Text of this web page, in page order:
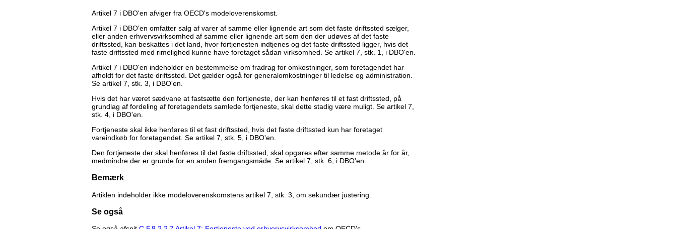
Artikel 7 i DBO'en afviger fra OECD's modeloverenskomst.
Artikel 7 i DBO'en omfatter salg af varer af samme eller lignende art som det faste driftssted sælger,
eller anden erhvervsvirksomhed af samme eller lignende art som den der udøves af det faste
driftssted, kan beskattes i det land, hvor fortjenesten indtjenes og det faste driftssted ligger, hvis det
faste driftssted med rimelighed kunne have foretaget sådan virksomhed. Se artikel 7, stk. 1, i DBO'en.
Artikel 7 i DBO'en indeholder en bestemmelse om fradrag for omkostninger, som foretagendet har
afholdt for det faste driftssted. Det gælder også for generalomkostninger til ledelse og administration.
Se artikel 7, stk. 3, i DBO'en.
Hvis det har været sædvane at fastsætte den fortjeneste, der kan henføres til et fast driftssted, på
grundlag af fordeling af foretagendets samlede fortjeneste, skal dette stadig være muligt. Se artikel 7,
stk. 4, i DBO'en.
Fortjeneste skal ikke henføres til et fast driftssted, hvis det faste driftssted kun har foretaget
vareindkøb for foretagendet. Se artikel 7, stk. 5, i DBO'en.
Den fortjeneste der skal henføres til det faste driftssted, skal opgøres efter samme metode år for år,
medmindre der er grunde for en anden fremgangsmåde. Se artikel 7, stk. 6, i DBO'en.
Bemærk
Artiklen indeholder ikke modeloverenskomstens artikel 7, stk. 3, om sekundær justering.
Se også